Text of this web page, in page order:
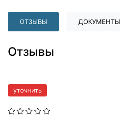
ОТЗЫВЫ ДОКУМЕНТЫ
Отзывы
уточнить